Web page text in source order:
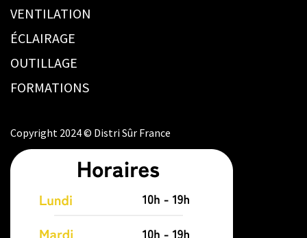
VENTILATION
ÉCLAIRAGE
OUTILLAGE
FORMATIONS
Copyright 2024 © Distri Sûr France